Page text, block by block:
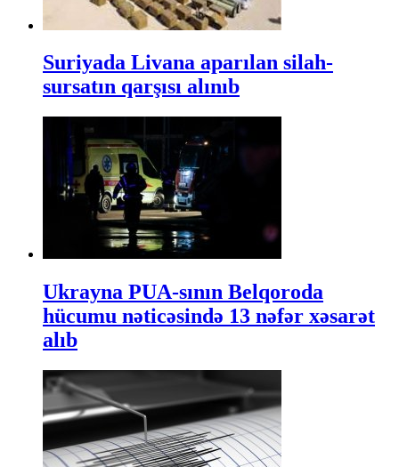
Suriyada Livana aparılan silah-
sursatın qarşısı alınıb
Ukrayna PUA-sının Belqoroda
hücumu nəticəsində 13 nəfər xəsarət
alıb